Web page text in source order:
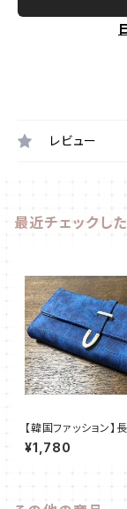
レビュー
最近チェックし
【韓国ファッション
つ折り★オシャレ★
ネイビー@
¥1,780